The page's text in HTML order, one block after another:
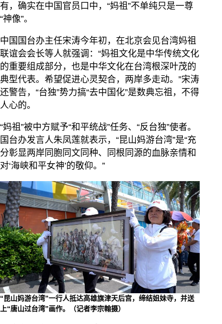
有，确实在中国官员口中，“妈祖”不单纯只是一尊
“神像”。
中国国台办主任宋涛今年初，在北京会见台湾妈祖
联谊会会长等人就强调：“妈祖文化是中华传统文化
的重要组成部分，也是中华文化在台湾根深叶茂的
典型代表。希望促进心灵契合，两岸多走动。”宋涛
还警告，“台独”势力搞“去中国化”是数典忘祖，不得
人心的。
“妈祖”被中方赋予“和平统战”任务、“反台独”使者。
国台办发言人朱凤莲就表示，“昆山妈游台湾”是“充
分彰显两岸同胞同文同种、同根同源的血脉亲情和
对‘海峡和平女神’的敬仰。”
“昆山妈游台湾”一行人抵达高雄旗津天后宫，缔结姐妹寺，并送
上“唐山过台湾”画作。（记者李宗翰摄）